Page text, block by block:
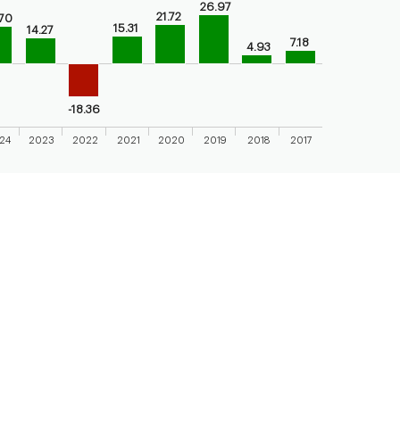
performance of the fund
axis displaying categories.
displaying values. Range: -25 to 50.
14.27
-18.36
15.31
21.72
26.97
4.93 7.18
2023 2022 2021 2020 2019 2018 2017